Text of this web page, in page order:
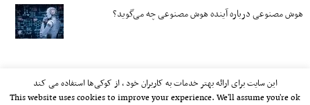
هوش مصنوعی درباره آینده هوش مصنوعی چه می‌گوید؟
این سایت برای ارائه بهتر خدمات به کاربران خود ، از کوکی‌ها استفاده می کند
This website uses cookies to improve your experience. We'll assume you're ok